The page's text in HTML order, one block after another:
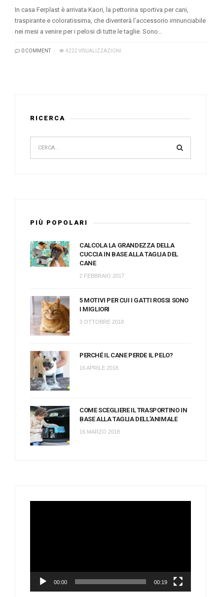
In casa Ferplast è arrivata Kaori, la pettorina sportiva per cani,
traspirante e coloratissima, che diventerà l’accessorio irrinunciabile
nei mesi a venire per i pelosi di tutte le taglie. Sono…
0 COMMENT 4222 VISUALIZZAZIONI
RICERCA
PIÙ POPOLARI
CALCOLA LA GRANDEZZA DELLA
CUCCIA IN BASE ALLA TAGLIA DEL
CANE
2 FEBBRAIO 2017
5 MOTIVI PER CUI I GATTI ROSSI SONO
I MIGLIORI
3 OTTOBRE 2018
PERCHÉ IL CANE PERDE IL PELO?
16 APRILE 2018
COME SCEGLIERE IL TRASPORTINO IN
BASE ALLA TAGLIA DELL’ANIMALE
16 MARZO 2018
00:00 00:19